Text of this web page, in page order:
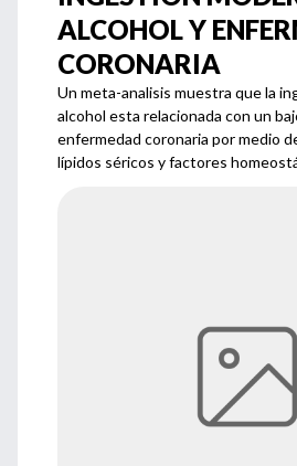
ALCOHOL Y
CORONARIA
Un meta-analisis muestra que la
alcohol esta relacionada con un
enfermedad coronaria por medio
lípidos séricos y factores